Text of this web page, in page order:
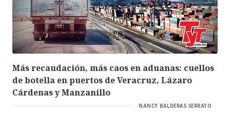
Más recaudación, más caos en aduanas: cuellos
de botella en puertos de Veracruz, Lázaro
Cárdenas y Manzanillo
NANCY BALDERAS SERRATO